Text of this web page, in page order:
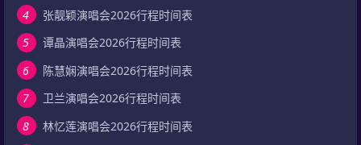
4
张靓颖演唱会2026行程时间表
5
谭晶演唱会2026行程时间表
6
陈慧娴演唱会2026行程时间表
7
卫兰演唱会2026行程时间表
8
林忆莲演唱会2026行程时间表